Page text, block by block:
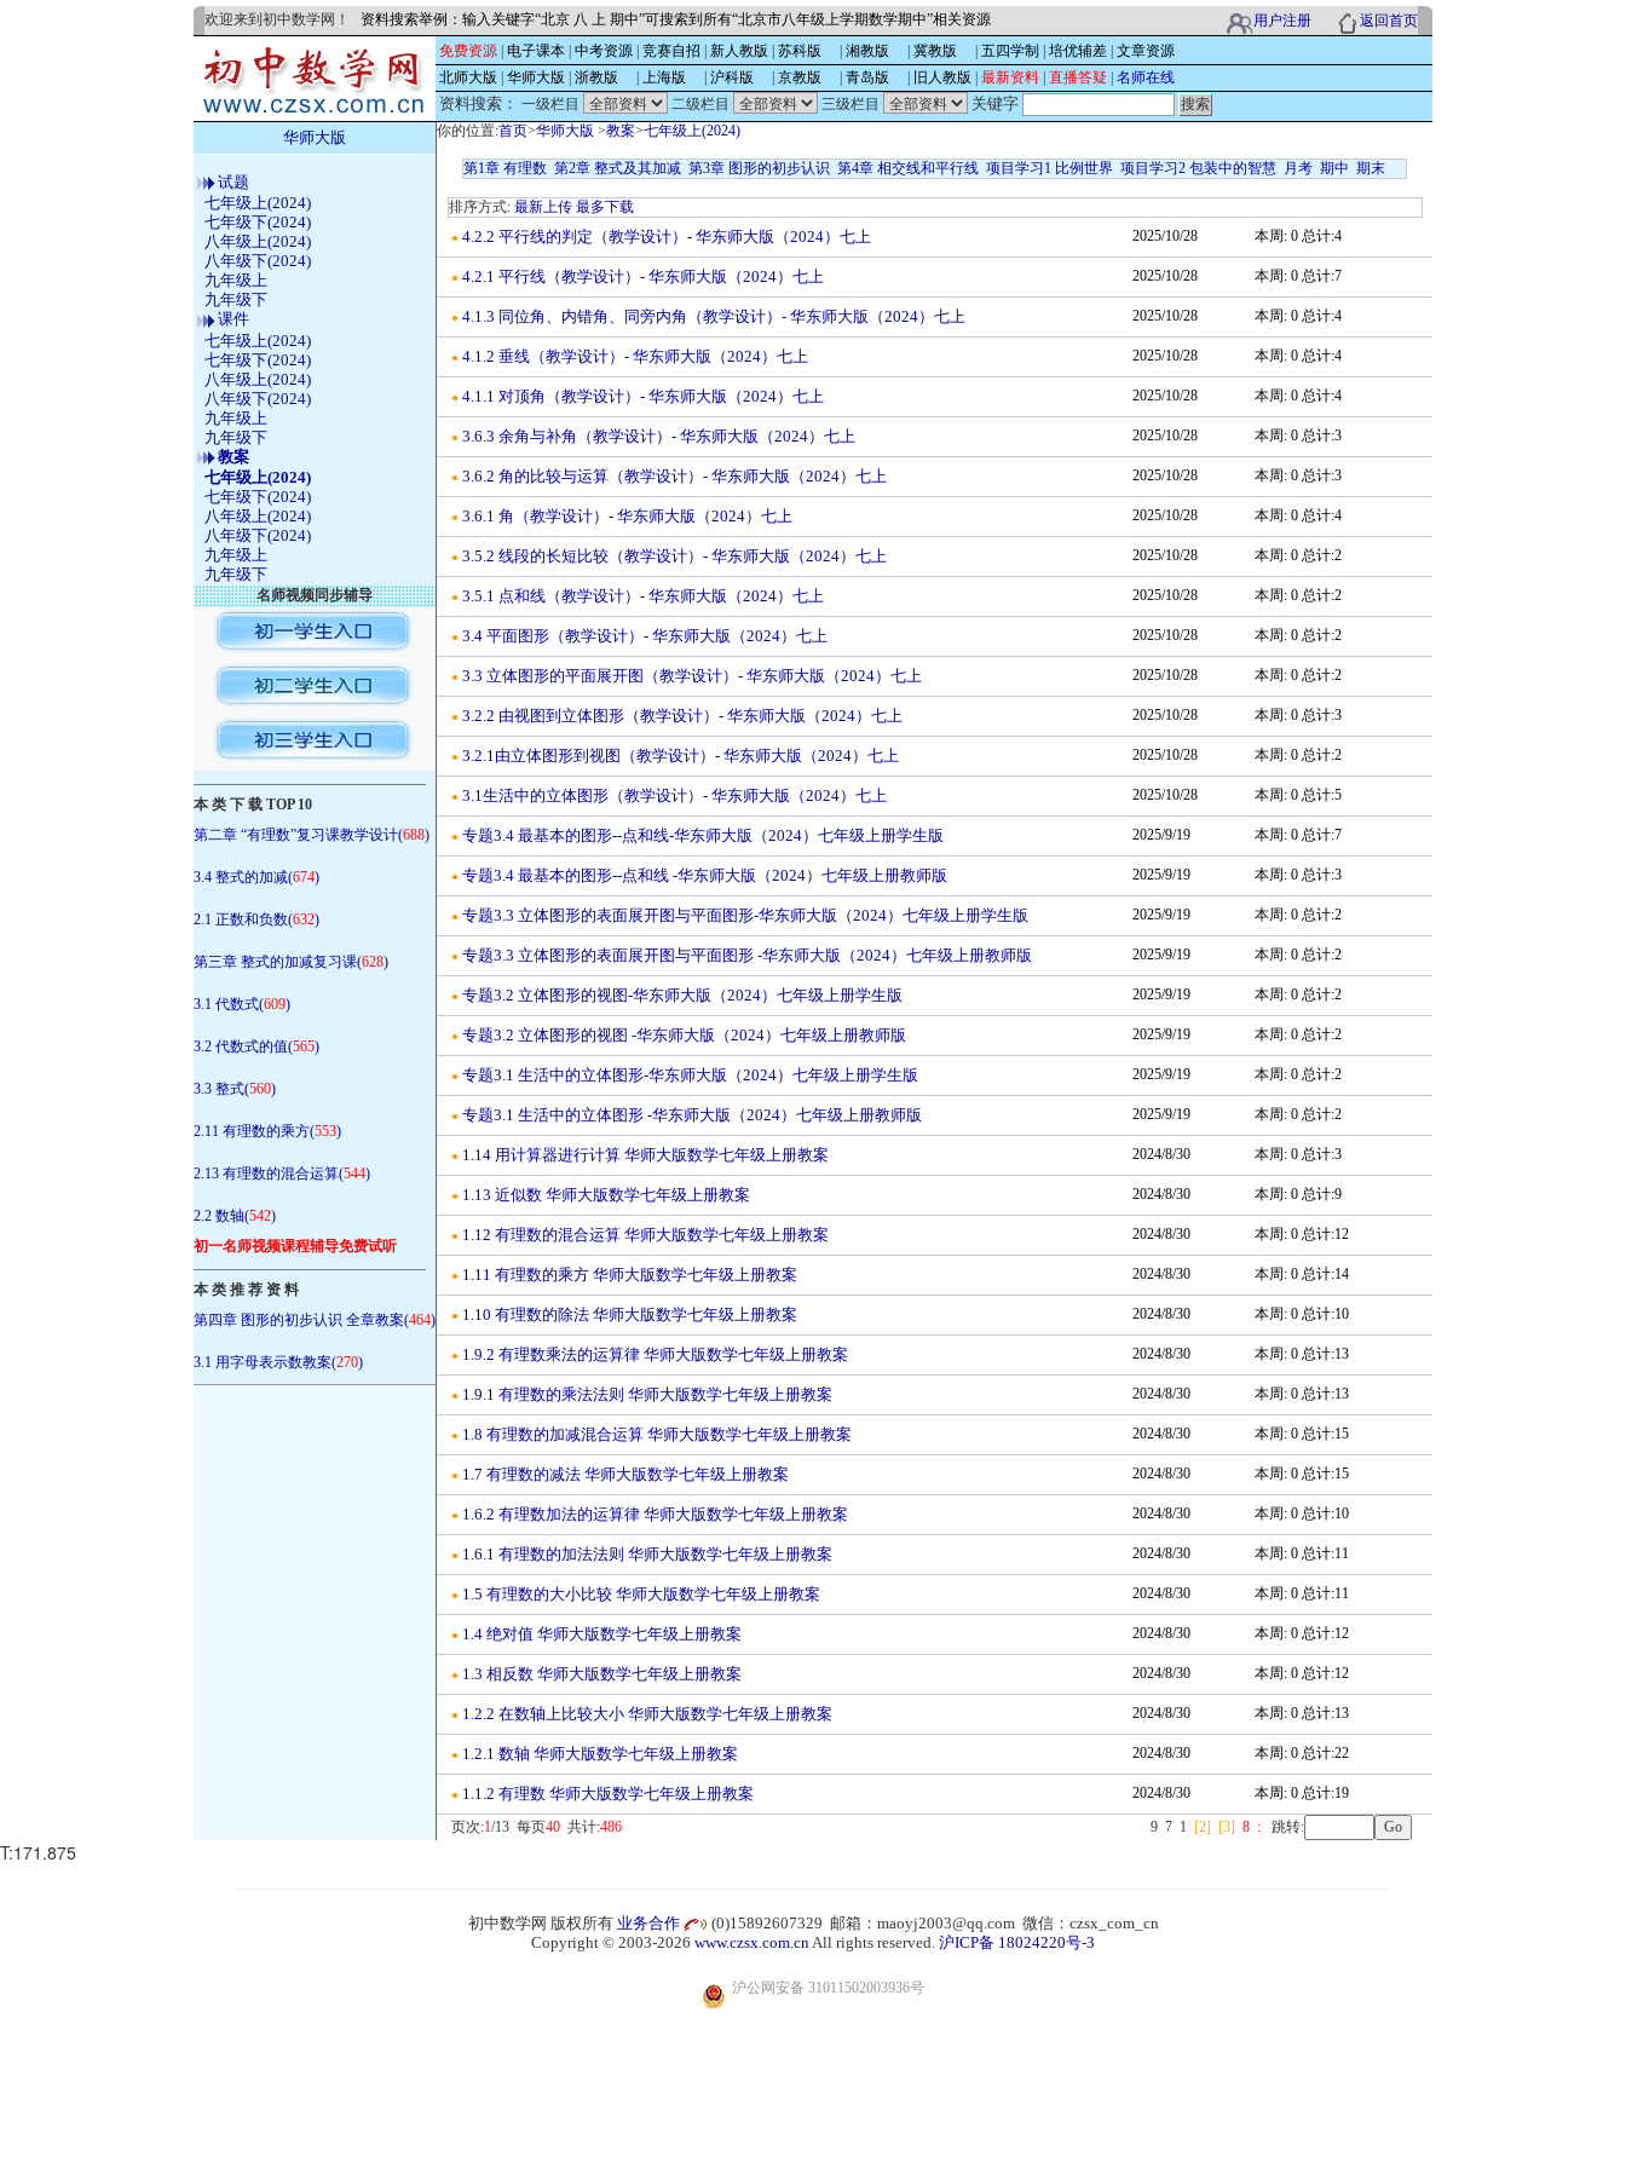
欢迎来到初中数学网！ 资料搜索举例：输入关键字“北京 八 上 期中”可搜索到所有“北京市八年级上学期数学期中”相关资源 用户注册
返回首页
免费资源 电子课本 中考资源 竞赛自招 新人教版 苏科版 湘教版 冀教版 五四学制 培优辅差 文章资源
北师大版
华师大版 浙教版 上海版 沪科版 京教版 青岛版 旧人教版 最新资料 直播答疑 名师在线
资料搜索： 一级栏目 二级栏目 三级栏目
关键字
华师大版
试题
七年级上(2024)
七年级下(2024)
八年级上(2024)
八年级下(2024)
九年级上
九年级下
课件
七年级上(2024)
七年级下(2024)
八年级上(2024)
八年级下(2024)
九年级上
九年级下
教案
七年级上(2024)
七年级下(2024)
八年级上(2024)
八年级下(2024)
九年级上
九年级下
名师视频同步辅导
————————————————
本 类 下 载 TOP 10
第二章 “有理数”复习课教学设计(688)
3.4 整式的加减(674)
2.1 正数和负数(632)
第三章 整式的加减复习课(628)
3.1 代数式(609)
3.2 代数式的值(565)
3.3 整式(560)
2.11 有理数的乘方(553)
2.13 有理数的混合运算(544)
2.2 数轴(542)
初一名师视频课程辅导免费试听
————————————————
本 类 推 荐 资 料
第四章 图形的初步认识 全章教案(464)
3.1 用字母表示数教案(270)
你的位置:首页>华师大版 >教案>七年级上(2024)
第1章 有理数 第2章 整式及其加减 第3章 图形的初步认识 第4章 相交线和平行线 项目学习1 比例世界 项目学习2 包装中的智慧 月考 期中 期末
排序方式: 最新上传 最多下载
● 4.2.2 平行线的判定（教学设计）- 华东师大版（2024）七上 2025/10/28 本周: 0 总计:4
● 4.2.1 平行线（教学设计）- 华东师大版（2024）七上 2025/10/28 本周: 0 总计:7
● 4.1.3 同位角、内错角、同旁内角（教学设计）- 华东师大版（2024）七上 2025/10/28 本周: 0 总计:4
● 4.1.2 垂线（教学设计）- 华东师大版（2024）七上 2025/10/28 本周: 0 总计:4
● 4.1.1 对顶角（教学设计）- 华东师大版（2024）七上 2025/10/28 本周: 0 总计:4
● 3.6.3 余角与补角（教学设计）- 华东师大版（2024）七上 2025/10/28 本周: 0 总计:3
● 3.6.2 角的比较与运算（教学设计）- 华东师大版（2024）七上 2025/10/28 本周: 0 总计:3
● 3.6.1 角（教学设计）- 华东师大版（2024）七上 2025/10/28 本周: 0 总计:4
● 3.5.2 线段的长短比较（教学设计）- 华东师大版（2024）七上 2025/10/28 本周: 0 总计:2
● 3.5.1 点和线（教学设计）- 华东师大版（2024）七上 2025/10/28 本周: 0 总计:2
● 3.4 平面图形（教学设计）- 华东师大版（2024）七上 2025/10/28 本周: 0 总计:2
● 3.3 立体图形的平面展开图（教学设计）- 华东师大版（2024）七上 2025/10/28 本周: 0 总计:2
● 3.2.2 由视图到立体图形（教学设计）- 华东师大版（2024）七上 2025/10/28 本周: 0 总计:3
● 3.2.1由立体图形到视图（教学设计）- 华东师大版（2024）七上 2025/10/28 本周: 0 总计:2
● 3.1生活中的立体图形（教学设计）- 华东师大版（2024）七上 2025/10/28 本周: 0 总计:5
● 专题3.4 最基本的图形--点和线-华东师大版（2024）七年级上册学生版 2025/9/19 本周: 0 总计:7
● 专题3.4 最基本的图形--点和线 -华东师大版（2024）七年级上册教师版 2025/9/19 本周: 0 总计:3
● 专题3.3 立体图形的表面展开图与平面图形-华东师大版（2024）七年级上册学生版 2025/9/19 本周: 0 总计:2
● 专题3.3 立体图形的表面展开图与平面图形 -华东师大版（2024）七年级上册教师版 2025/9/19 本周: 0 总计:2
● 专题3.2 立体图形的视图-华东师大版（2024）七年级上册学生版 2025/9/19 本周: 0 总计:2
● 专题3.2 立体图形的视图 -华东师大版（2024）七年级上册教师版 2025/9/19 本周: 0 总计:2
● 专题3.1 生活中的立体图形-华东师大版（2024）七年级上册学生版 2025/9/19 本周: 0 总计:2
● 专题3.1 生活中的立体图形 -华东师大版（2024）七年级上册教师版 2025/9/19 本周: 0 总计:2
● 1.14 用计算器进行计算 华师大版数学七年级上册教案 2024/8/30 本周: 0 总计:3
● 1.13 近似数 华师大版数学七年级上册教案 2024/8/30 本周: 0 总计:9
● 1.12 有理数的混合运算 华师大版数学七年级上册教案 2024/8/30 本周: 0 总计:12
● 1.11 有理数的乘方 华师大版数学七年级上册教案 2024/8/30 本周: 0 总计:14
● 1.10 有理数的除法 华师大版数学七年级上册教案 2024/8/30 本周: 0 总计:10
● 1.9.2 有理数乘法的运算律 华师大版数学七年级上册教案 2024/8/30 本周: 0 总计:13
● 1.9.1 有理数的乘法法则 华师大版数学七年级上册教案 2024/8/30 本周: 0 总计:13
● 1.8 有理数的加减混合运算 华师大版数学七年级上册教案 2024/8/30 本周: 0 总计:15
● 1.7 有理数的减法 华师大版数学七年级上册教案 2024/8/30 本周: 0 总计:15
● 1.6.2 有理数加法的运算律 华师大版数学七年级上册教案 2024/8/30 本周: 0 总计:10
● 1.6.1 有理数的加法法则 华师大版数学七年级上册教案 2024/8/30 本周: 0 总计:11
● 1.5 有理数的大小比较 华师大版数学七年级上册教案 2024/8/30 本周: 0 总计:11
● 1.4 绝对值 华师大版数学七年级上册教案 2024/8/30 本周: 0 总计:12
● 1.3 相反数 华师大版数学七年级上册教案 2024/8/30 本周: 0 总计:12
● 1.2.2 在数轴上比较大小 华师大版数学七年级上册教案 2024/8/30 本周: 0 总计:13
● 1.2.1 数轴 华师大版数学七年级上册教案 2024/8/30 本周: 0 总计:22
● 1.1.2 有理数 华师大版数学七年级上册教案 2024/8/30
本周: 0 总计:19
页次:1/13 每页40 共计:486 9 7 1 [2] [3] 8 : 跳转:
T:171.875
初中数学网 版权所有 业务合作
(0)15892607329 邮箱：maoyj2003@qq.com 微信：czsx_com_cn
Copyright © 2003-2026 www.czsx.com.cnAll rights reserved. 沪ICP备 18024220号-3
沪公网安备 31011502003936号